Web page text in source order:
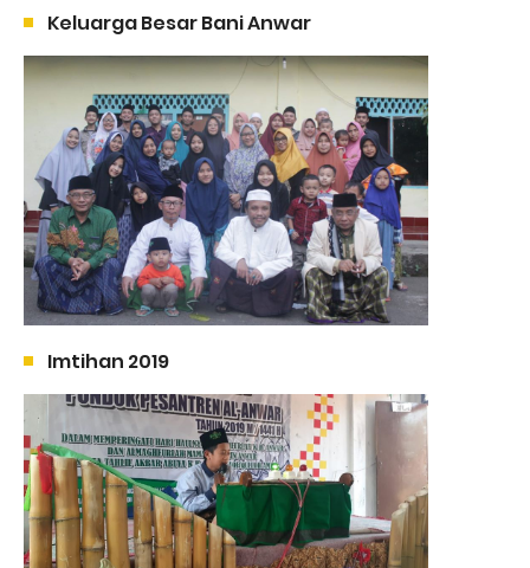
Keluarga Besar Bani Anwar
Imtihan 2019